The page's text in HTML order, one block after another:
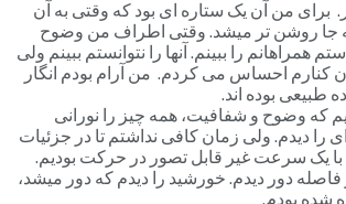
برای من آن یک ستاره ای بود که وقتی به آن
جا روشن تر میشد. وقتی اطراف من وضوح
همراهانم را ببینم. آنها را نتوانستم ببینم ولی
کنارم احساس می کردم. من آرام بودم انگار
طبیعی بوده اند.
که وضوح و شفافیت، همه چیز را نورانی
را دیدم. ولی زمان کافی نداشتم تا در جزئیات
یک سرعت غیر قابل تصور در حرکت بودیم.
دور دیدم. خورشید را دیدم که دور میشد،
شده بودم.